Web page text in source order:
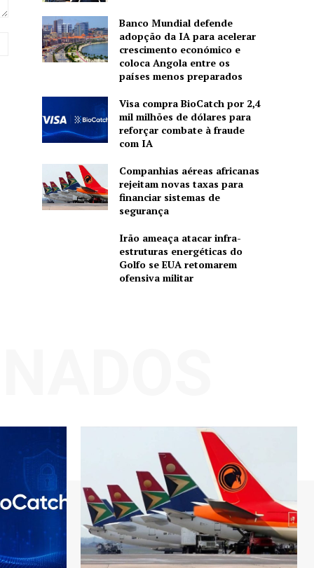
Banco Mundial defende
adopção da IA para acelerar
crescimento económico e
coloca Angola entre os
países menos preparados
Visa compra BioCatch por 2,4
mil milhões de dólares para
reforçar combate à fraude
com IA
Companhias aéreas africanas
rejeitam novas taxas para
financiar sistemas de
segurança
Irão ameaça atacar infra-
estruturas energéticas do
Golfo se EUA retomarem
ofensiva militar